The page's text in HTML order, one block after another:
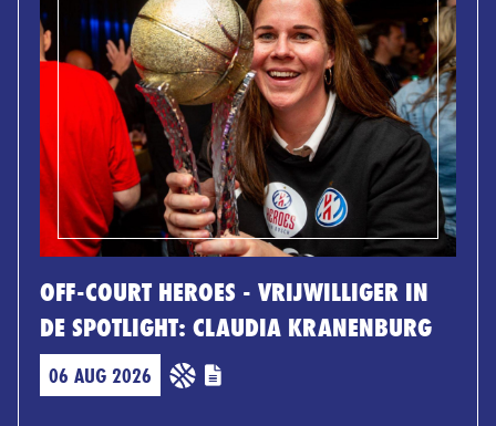
OFF-COURT HEROES - VRIJWILLIGER IN
DE SPOTLIGHT: CLAUDIA KRANENBURG
06 AUG 2026